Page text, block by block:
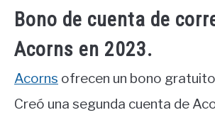
Bono de cuenta de
Acorns en 2023.
Acorns ofrecen un bono
Creó una segunda cuenta de